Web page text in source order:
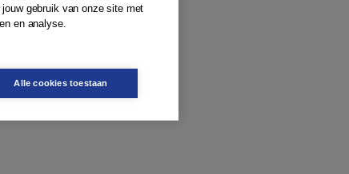
gebruik van onze site met
en analyse.
Alle cookies toestaan